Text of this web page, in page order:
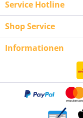
Service Hotline
Shop Service
Informationen